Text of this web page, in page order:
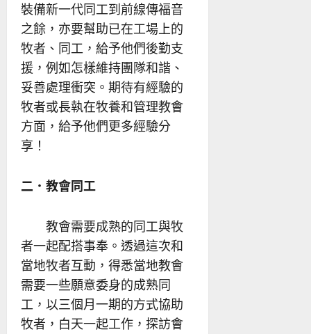
裝備新一代同工到前線傳福音
之餘，亦要幫助已在工場上的
牧者、同工，給予他們後勤支
援，例如怎樣維持團隊和諧、
妥善處理衝突。期待有經驗的
牧者或長執在牧養和管理教會
方面，給予他們更多經驗分
享！
二．教會同工
教會需要成熟的同工與牧
者一起配搭事奉。透過這次和
當地牧者互動，得悉當地教會
需要一些願意委身的成熟同
工，以三個月一期的方式協助
牧者，白天一起工作，探訪會